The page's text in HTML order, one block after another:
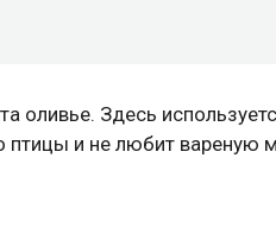
оливье. Здесь
птицы и не любит вареную